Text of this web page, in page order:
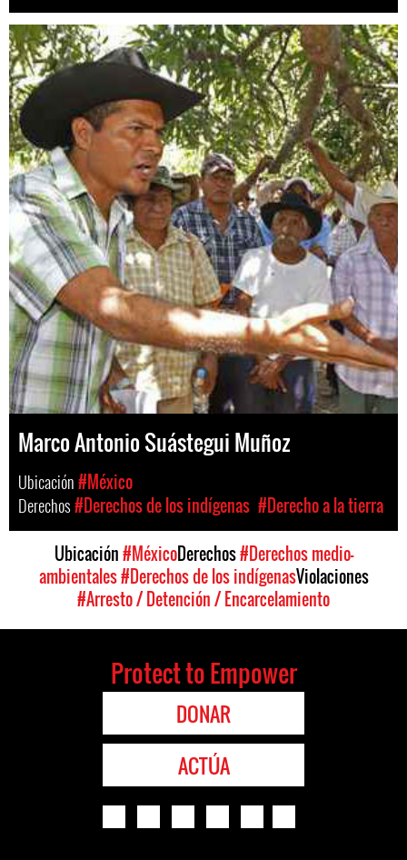
Marco Antonio Suástegui Muñoz
Ubicación#México
Derechos#Derechos de los indígenas #Derecho a la tierra
Ubicación#MéxicoDerechos#Derechos medio-
ambientales#Derechos de los indígenasViolaciones
#Arresto / Detención / Encarcelamiento
Protect to Empower
DONAR
ACTÚA